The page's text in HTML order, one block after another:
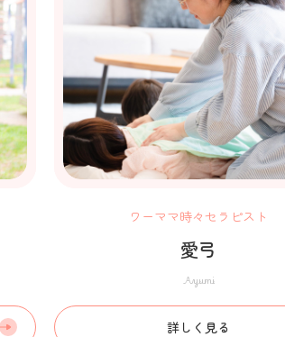
ワーママ時々セラピスト
愛弓
Ayumi
詳しく見る